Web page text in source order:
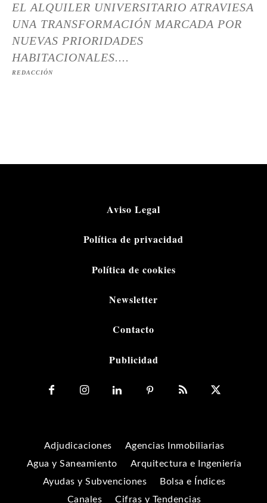
EL ALQUILER UNIVERSITARIO ATRAVIESA
UNA TRANSFORMACIÓN MARCADA POR
NUEVAS PRIORIDADES
HABITACIONALES....
REDACCIÓN
Aviso Legal
Política de privacidad
Política de cookies
Newsletter
Contacto
Publicidad
Adjudicaciones
Agencias Inmobiliarias
Agua y Saneamiento
Arquitectura e Ingeniería
Ayudas y Subvenciones
Bolsa e Índices
Canales
Cifras y Tendencias